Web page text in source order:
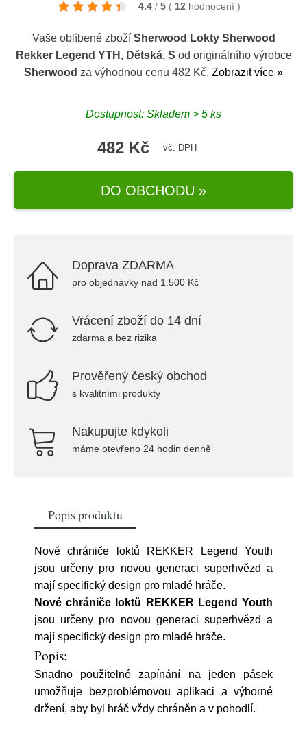
4.4 / 5 ( 12 hodnocení )
Vaše oblíbené zboží Sherwood Lokty Sherwood
Rekker Legend YTH, Dětská, S od originálního výrobce
Sherwood za výhodnou cenu 482 Kč. Zobrazit více »
Dostupnost: Skladem > 5 ks
482 Kč vč. DPH
DO OBCHODU »
Doprava ZDARMA
pro objednávky nad 1.500 Kč
Vrácení zboží do 14 dní
zdarma a bez rizika
Prověřený český obchod
s kvalitními produkty
Nakupujte kdykoli
máme otevřeno 24 hodin denně
Popis produktu
Nové chrániče loktů REKKER Legend Youth
jsou určeny pro novou generaci superhvězd a
mají specifický design pro mladé hráče.
Nové chrániče loktů REKKER Legend Youth
jsou určeny pro novou generaci superhvězd a
mají specifický design pro mladé hráče.
Popis:
Snadno použitelné zapínání na jeden pásek
umožňuje bezproblémovou aplikaci a výborné
držení, aby byl hráč vždy chráněn a v pohodlí.